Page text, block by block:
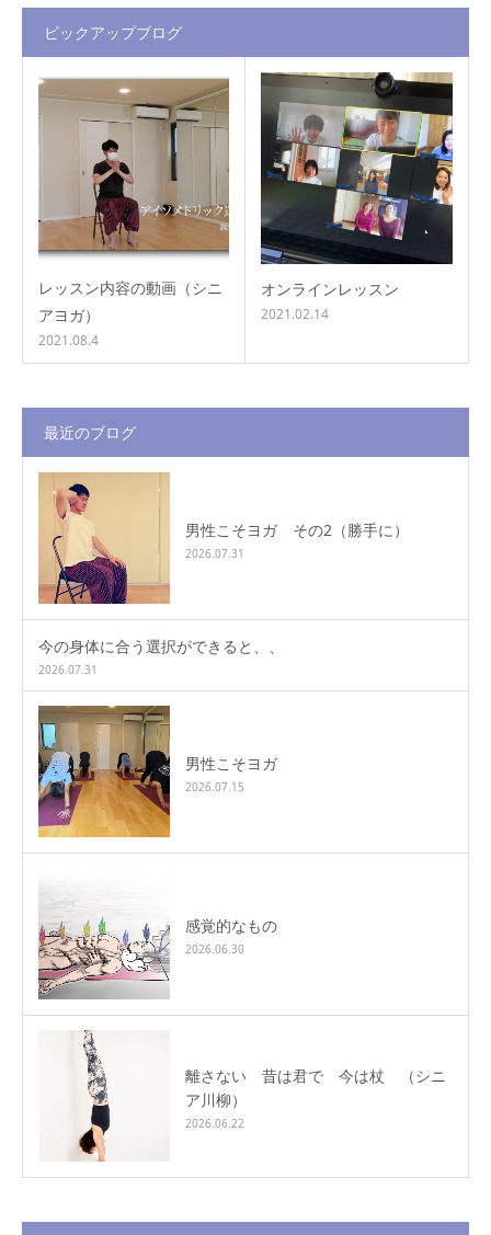
ピックアップブログ
レッスン内容の動画（シニ
アヨガ）
2021.08.4
オンラインレッスン
2021.02.14
最近のブログ
男性こそヨガ その2（勝手に）
2026.07.31
今の身体に合う選択ができると、、
2026.07.31
男性こそヨガ
2026.07.15
感覚的なもの
2026.06.30
離さない 昔は君で 今は杖 （シニ
ア川柳）
2026.06.22